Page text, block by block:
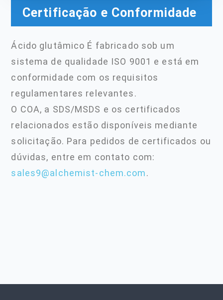
Certificação e Conformidade
Ácido glutâmico É fabricado sob um
sistema de qualidade ISO 9001 e está em
conformidade com os requisitos
regulamentares relevantes.
O COA, a SDS/MSDS e os certificados
relacionados estão disponíveis mediante
solicitação. Para pedidos de certificados ou
dúvidas, entre em contato com:
sales9@alchemist-chem.com.